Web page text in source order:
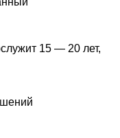
15 — 20 лет,